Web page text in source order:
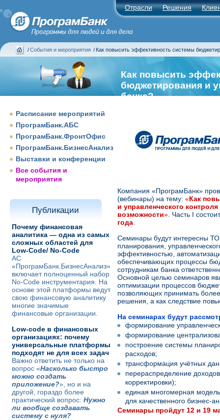
Отрасли Решения
/ События и мероприятия / Как повысить эффективность системы
Как повысить
бюджетирования и
банке?
Расписание мероприятий
ПрограмБанк.АБС
ПрограмБанк.ФронтОфис
ПрограмБанк.БизнесАнализ
Выставки и конференции
Все события и
мероприятия
Публикации
Почему финансовая
аналитика — одна из самых
сложных областей для
Low-Code/ No-Code
АС
«ПрограмБанк.БизнесАнализ»
включает полноценный набор
No-Code инструментария. На
основе этой платформы ведут
свою финансовую аналитику
многие значимые
финансовые организации.
Low-code в финансовых
организациях: почему
универсальные платформы
подходят не для всех задач
Важно ответить не только на
вопрос «Насколько быстро
можно создать
приложение?», но и на
другой, гораздо более
практический вопрос: Нужно
ли вообще создавать
систему с нуля?
Компания «ПрограмБанк»
(вебинары) на тему: «Как
и управленческого
возможности». Часть I
года.
Семинары будут интересны
планирования,
эффективностью,
обеспечивающих процессы
сотрудникам банка
Основной целью семинаров
оптимизации процессов
позволяющих принимать
решения, а как следствие
На семинарах будут
формирование
формирование
построение системы
расходов;
трансформация учётных
перераспределение
корректировки);
единая многомерная
для качественного бизнес-
Семинары пройдут 12 и 19